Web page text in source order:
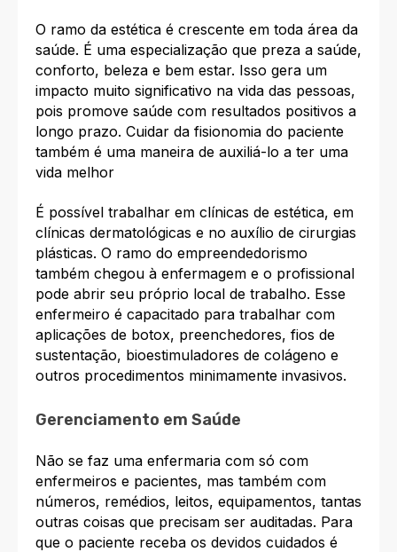
O ramo da estética é crescente em toda área da
saúde. É uma especialização que preza a saúde,
conforto, beleza e bem estar. Isso gera um
impacto muito significativo na vida das pessoas,
pois promove saúde com resultados positivos a
longo prazo. Cuidar da fisionomia do paciente
também é uma maneira de auxiliá-lo a ter uma
vida melhor
É possível trabalhar em clínicas de estética, em
clínicas dermatológicas e no auxílio de cirurgias
plásticas. O ramo do empreendedorismo
também chegou à enfermagem e o profissional
pode abrir seu próprio local de trabalho. Esse
enfermeiro é capacitado para trabalhar com
aplicações de botox, preenchedores, fios de
sustentação, bioestimuladores de colágeno e
outros procedimentos minimamente invasivos.
Gerenciamento em Saúde
Não se faz uma enfermaria com só com
enfermeiros e pacientes, mas também com
números, remédios, leitos, equipamentos, tantas
outras coisas que precisam ser auditadas. Para
que o paciente receba os devidos cuidados é